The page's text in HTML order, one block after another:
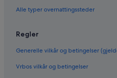
Alle typer overnattingssteder
Regler
Generelle vilkår og betingelser
Vrbos vilkår og betingelser